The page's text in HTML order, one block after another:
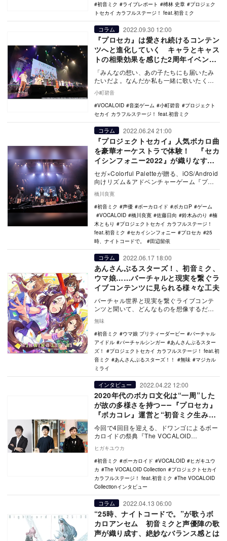
初音ミク
ライブレポート 榑林 史章
プロジェク
トセカイ カラフルステージ！ feat.初音ミク
コラム 2022.09.30 12:00
『プロセカ』は愛され続けるコンテン
ツへと進化していく キャラとキャス
トの相乗効果を感じた2周年イベント
を見て
「みんなの想い、あの子たちにも届いたみ
たいだよ。なんだか私も一緒に歌いたくな
っちゃった。ありがとうって想い、みんな
に届くように歌…
小町碧音
VOCALOID
音楽ゲーム 小町碧音
プロジェクト
セカイ カラフルステージ！ feat.初音ミク
コラム 2022.06.24 21:00
『プロジェクトセカイ』人気ボカロ曲
を豪華オーケストラで体験！ 『セカ
イシンフォニー2022』が織りなす夢
のような時間
セガ×Colorful Paletteが贈る、iOS/Android
向けリズム＆アドベンチャーゲーム『プロ
ジェクトセカイ カラフ…
橋川良寛
初音ミク
声優 ボーカロイド ボカロP
ゲーム
VOCALOID
橋川良寛 佐藤日向 鈴木みのり
楠
木ともり
プロジェクトセカイ カラフルステージ！
feat.初音ミク
セカイシンフォニー プロセカ
25
時、ナイトコードで。
田辺留依
コラム 2022.06.17 18:00
あんさんぶるスターズ！、初音ミク、
ウマ娘……バーチャルと現実を繋ぐラ
イブコンテンツに見られる様々な工夫
バーチャル世界と現実を繋ぐライブコンテ
ンツと聞いて、どんなものを想像するだろ
リーズなど、ア…
無味
初音ミク
ウマ娘 プリティーダービー
バーチャル
アイドル
バーチャルシンガー
あんさんぶるスター
ズ！
プロジェクトセカイ カラフルステージ！ feat.初
音ミク
あんさんぶるスターズ！！ 無味
マジカル
ミライ
インタビュー 2022.04.22 12:00
2020年代のボカロ文化は“一周”した
が故の多様さを持つ――『プロセカ』
『ボカコレ』運営と“初音ミク生みの
親”が語り合う
今回で4回目を迎える、ドワンゴによるボー
カロイドの祭典『The VOCALOID
ヒガキユウカ
初音ミク
ボーカロイド VOCALOID
ヒガキユウ
カ
The VOCALOID Collection
プロジェクトセカイ
カラフルステージ！ feat.初音ミク
The VOCALOID
Collectionインタビュー
コラム 2022.04.13 06:00
“25時、ナイトコードで。”が歌うボ
カロアンセム 初音ミクと声優陣の歌
声が織り成す、絶妙なバランス感とは